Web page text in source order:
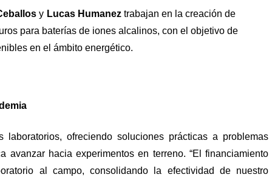
y Lucas Humanez trabajan en la creación de
para baterías de iones alcalinos, con el objetivo de
en el ámbito energético.
ofreciendo soluciones prácticas a problemas
avanzar hacia experimentos en terreno. “El financiamiento
al campo, consolidando la efectividad de nuestro